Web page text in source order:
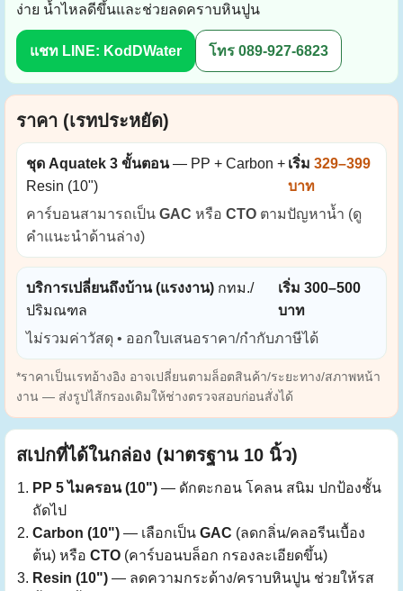
ง่าย น้ำไหลดีขึ้นและช่วยลดคราบหินปูน
แชท LINE: KodDWater โทร 089-927-6823
ราคา (เรทประหยัด)
ชุด Aquatek 3 ขั้นตอน— PP + Carbon +
Resin (10")
เริ่ม329–399
บาท
คาร์บอนสามารถเป็น GAC หรือ CTOตามปัญหาน้ำ (ดู
คำแนะนำด้านล่าง)
บริการเปลี่ยนถึงบ้าน (แรงงาน)กทม./
ปริมณฑล
เริ่ม 300–500
บาท
ไม่รวมค่าวัสดุ • ออกใบเสนอราคา/กำกับภาษีได้
*ราคาเป็นเรทอ้างอิง อาจเปลี่ยนตามล็อตสินค้า/ระยะทาง/สภาพหน้า
งาน — ส่งรูปไส้กรองเดิมให้ช่างตรวจสอบก่อนสั่งได้
สเปกที่ได้ในกล่อง (มาตรฐาน 10 นิ้ว)
PP 5 ไมครอน (10")— ดักตะกอน โคลน สนิม ปกป้องชั้น
ถัดไป
Carbon (10")— เลือกเป็น GAC (ลดกลิ่น/คลอรีนเบื้อง
ต้น) หรือ CTO(คาร์บอนบล็อก กรองละเอียดขึ้น)
Resin (10")— ลดความกระด้าง/คราบหินปูน ช่วยให้รส